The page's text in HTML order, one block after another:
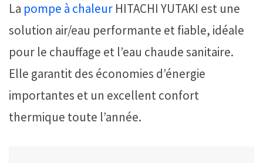
La pompe à chaleur HITACHI YUTAKI est une
solution air/eau performante et fiable, idéale
pour le chauffage et l’eau chaude sanitaire.
Elle garantit des économies d’énergie
importantes et un excellent confort
thermique toute l’année.